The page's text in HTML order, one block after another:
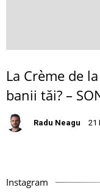
La Crème de
banii tăi? –
Radu Neagu 21
Instagram